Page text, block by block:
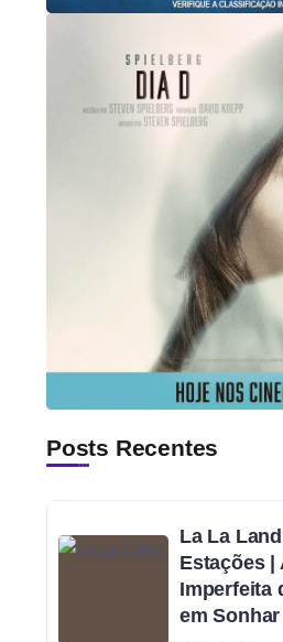
Posts Recentes
La La
Estações |
Imperfeita
em Sonhar